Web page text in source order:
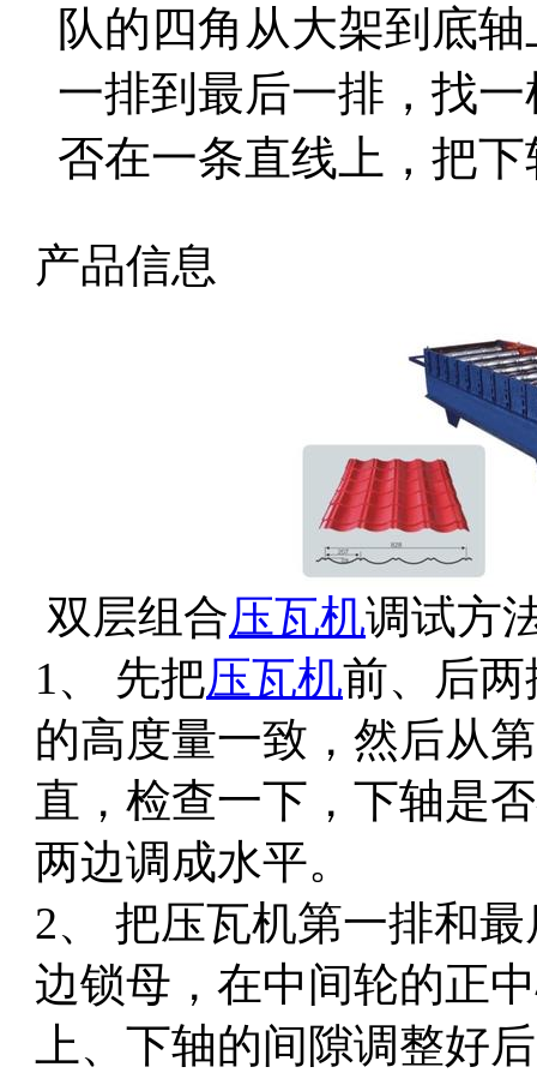
队的四角从大架到底
一排到最后一排，找
否在一条直线上，把下
产品信息
双层组合压瓦机调试方
1、 先把压瓦机前、后
的高度量一致，然后从
直，检查一下，下轴是
两边调成水平。
2、 把压瓦机第一排和
边锁母，在中间轮的正
上、下轴的间隙调整好